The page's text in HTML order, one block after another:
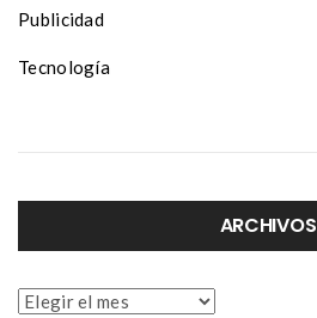
Publicidad
Tecnología
ARCHIVOS
Archivos